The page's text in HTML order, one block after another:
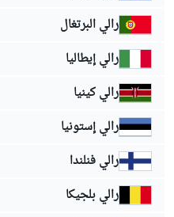
رالي البرتغال
رالي إيطاليا
رالي كينيا
رالي إستونيا
رالي فنلندا
رالي بلجيكا